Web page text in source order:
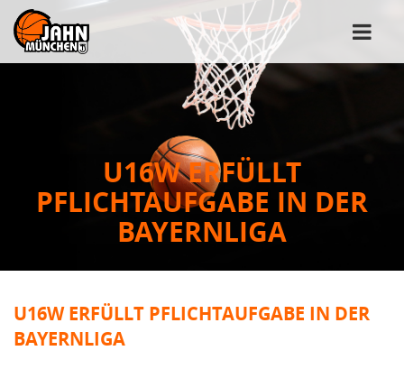
U16W ERFÜLLT
PFLICHTAUFGABE IN DER
BAYERNLIGA
U16W ERFÜLLT PFLICHTAUFGABE IN DER
BAYERNLIGA